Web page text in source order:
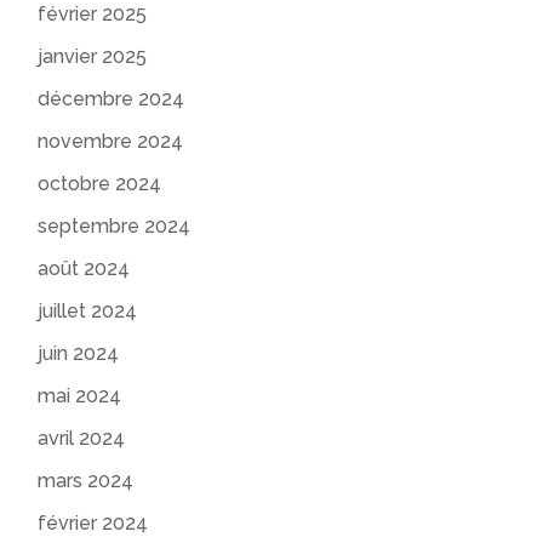
février 2025
janvier 2025
décembre 2024
novembre 2024
octobre 2024
septembre 2024
août 2024
juillet 2024
juin 2024
mai 2024
avril 2024
mars 2024
février 2024